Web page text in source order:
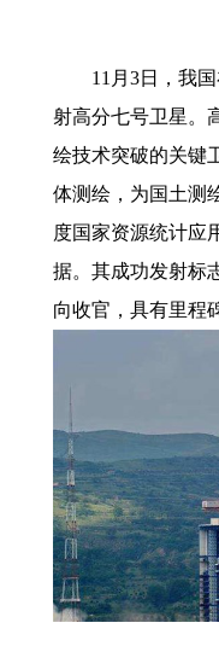
11月3日，我国
射高分七号卫星。
绘技术突破的关键
体测绘，为国土测
度国家资源统计应
据。其成功发射标
向收官，具有里程